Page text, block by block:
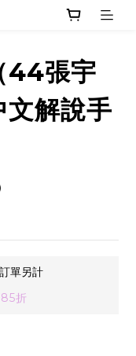
44張宇
文解說手
單另計
折